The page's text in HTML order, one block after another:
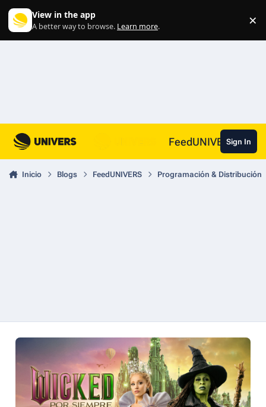
View in the app
A better way to browse. Learn more. ×
FeedUNIVERSSign In
Inicio Blogs FeedUNIVERS Programación & Distribución